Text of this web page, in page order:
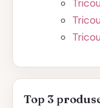
Top 3